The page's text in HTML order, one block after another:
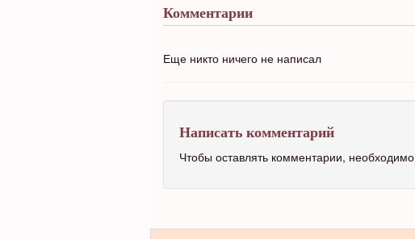
Комментарии
Еще никто ничего не написал
Написать комментарий
Чтобы оставлять комментарии, необходимо